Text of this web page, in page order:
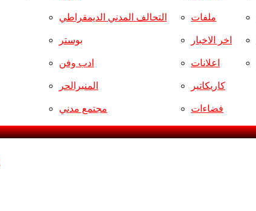
التحالف المدني الديمقراطي
بوستر
ادب وفن
المنبرالحر
مجتمع مدني
ملفات
اخر الاخبار
اعلانات
كاريكاتير
فضاءات